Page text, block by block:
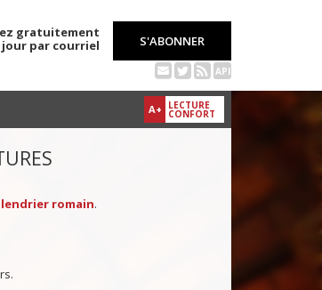
gratuitement
par courriel
S'ABONNER
API
A+ LECTURE
CONFORT
romain.